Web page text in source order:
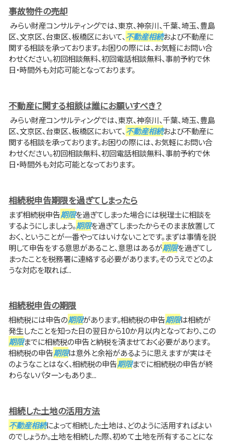
事故物件の売却
みらい財産コンサルティングでは、東京、神奈川、千葉、埼玉、豊島
区、文京区、台東区、板橋区において、不動産相続および不動産に
関する相談を承っております。お困りの際には、お気軽にお問い合
わせください。初回相談無料、初回電話相談無料、事前予約で休
日・時間外も対応可能となっております。
不動産に関する相談は誰にお願いすべき？
みらい財産コンサルティングでは、東京、神奈川、千葉、埼玉、豊島
区、文京区、台東区、板橋区において、不動産相続および不動産に
関する相談を承っております。お困りの際には、お気軽にお問い合
わせください。初回相談無料、初回電話相談無料、事前予約で休
日・時間外も対応可能となっております。
相続税申告期限を過ぎてしまったら
まず相続税申告期限を過ぎてしまった場合には税理士に相談を
するようにしましょう。期限を過ぎてしまったからそのまま放置して
おく、ということが一番やってはいけないことです。まずは事情を説
明して申告をする意思があること、意思はあるが期限を過ぎてし
まったことを税務署に連絡する必要があります。そのうえでどのよ
うな対応を取れば...
相続税申告の期限
相続税には申告の期限があります。相続税の申告期限は相続が
発生したことを知った日の翌日から10か月以内となっており、この
期限までに相続税の申告と納税を済ませておく必要があります。
相続税の申告期限は意外と余裕があるように思えますが実はそ
のようなことはなく、相続税の申告期限までに相続税の申告が終
わらないパターンもありま...
相続した土地の活用方法
不動産相続によって相続した土地は、どのように活用すればよい
のでしょうか。土地を相続した際、初めて土地を所有することにな